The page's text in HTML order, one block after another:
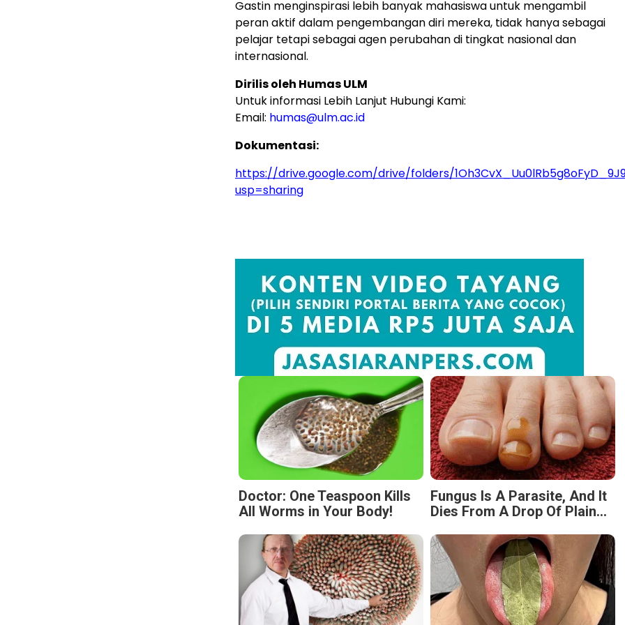
Gastin menginspirasi lebih banyak mahasiswa untuk mengambil
peran aktif dalam pengembangan diri mereka, tidak hanya sebagai
pelajar tetapi sebagai agen perubahan di tingkat nasional dan
internasional.
Dirilis oleh Humas ULM
Untuk informasi Lebih Lanjut Hubungi Kami:
Email: humas@ulm.ac.id
Dokumentasi:
https://drive.google.com/drive/folders/
usp=sharing
Doctor: One Teaspoon Kills
All Worms in Your Body!
Fungus Is A Parasite, And It
Dies From A Drop Of Plain...